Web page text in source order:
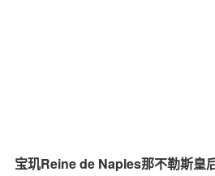
宝玑Reine de Naples那不勒斯皇